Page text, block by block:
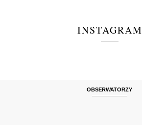
INSTAGRAM
OBSERWATORZY